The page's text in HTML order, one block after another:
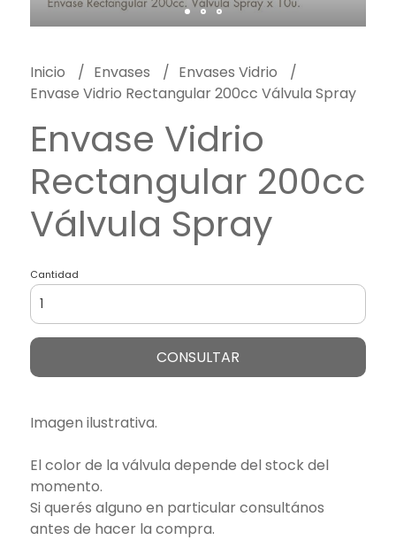
Inicio Envases
Envases Vidrio
Envase Vidrio Rectangular 200cc Válvula Spray
Envase Vidrio
Rectangular 200cc
Válvula Spray
Cantidad
CONSULTAR
Imagen ilustrativa.
El color de la válvula depende del stock del
momento.
Si querés alguno en particular consultános
antes de hacer la compra.